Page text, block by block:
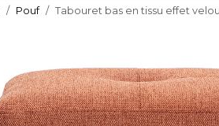
Pouf Tabouret bas en tissu effet